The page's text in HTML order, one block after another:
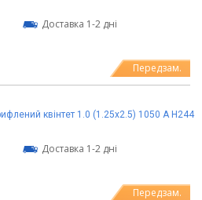
Доставка 1-2 дні
Передзам.
квінтет 1.0 (1.25х2.5) 1050 А Н244
Доставка 1-2 дні
Передзам.